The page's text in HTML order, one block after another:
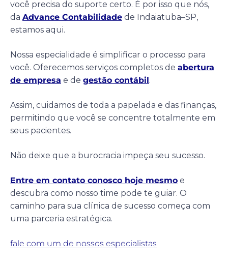
você precisa do suporte certo. É por isso que nós,
da Advance Contabilidade de Indaiatuba–SP,
estamos aqui.
Nossa especialidade é simplificar o processo para
você. Oferecemos serviços completos de abertura
de empresa e de gestão contábil.
Assim, cuidamos de toda a papelada e das finanças,
permitindo que você se concentre totalmente em
seus pacientes.
Não deixe que a burocracia impeça seu sucesso.
Entre em contato conosco hoje mesmo e
descubra como nosso time pode te guiar. O
caminho para sua clínica de sucesso começa com
uma parceria estratégica.
fale com um de nossos especialistas